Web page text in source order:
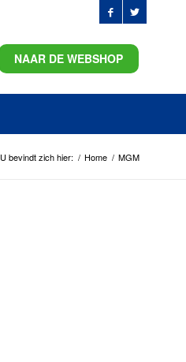
NAAR DE WEBSHOP
U bevindt zich hier: / Home / MGM